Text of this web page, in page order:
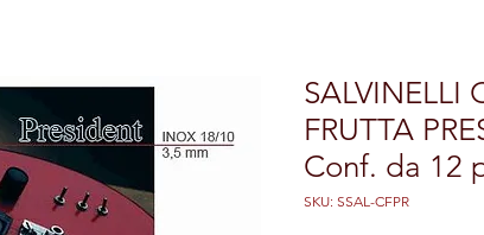
SALVINELLI
FRUTTA
Conf. da 12
SKU: SSAL-CFPR